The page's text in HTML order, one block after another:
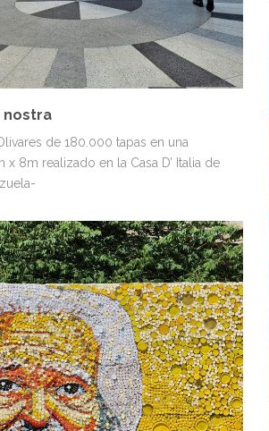
nostra
de 180.000 tapas en una
x 8m realizado en la Casa D’ Italia de